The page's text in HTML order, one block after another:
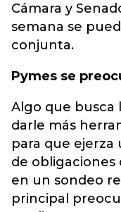
Cámara y
semana se
conjunta.
Pymes se
Algo que busca
darle más
para que ejerza
de obligaciones
en un sondeo
principal